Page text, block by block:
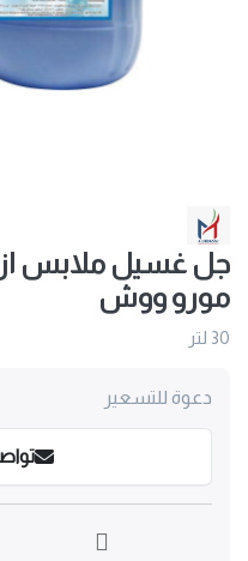
جل غسيل ملابس
مورو ووش
30 لتر
دعوة للتسعير